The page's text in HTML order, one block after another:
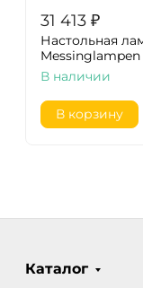
31 413 ₽
Настольная
Messinglampen
В наличии
В корзину
Каталог